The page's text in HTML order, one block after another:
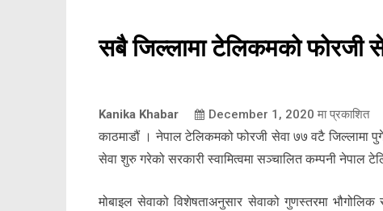
सबै जिल्लामा टेलिकमको फोरजी
Kanika Khabar December 1, 2020 मा प्रकाशित
काठमाडौं । नेपाल टेलिकमको फोरजी सेवा ७७ वटै जिल्लामा
सेवा शुरु गरेको सरकारी स्वामित्वमा सञ्चालित कम्पनी नेपाल
मोबाइल सेवाको विशेषताअनुसार सेवाको गुणस्तरमा